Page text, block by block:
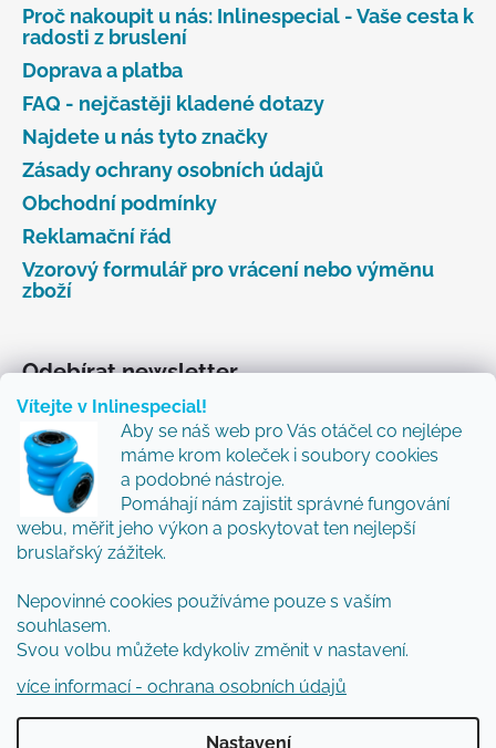
Vítejte v Inlinespecial!
Aby se náš web pro Vás otáčel co nejlépe
máme krom koleček i soubory cookies
a podobné nástroje.
Pomáhají nám zajistit správné fungování
webu, měřit jeho výkon a poskytovat ten nejlepší
bruslařský zážitek.
Nepovinné cookies používáme pouze s vaším
souhlasem.
Svou volbu můžete kdykoliv změnit v nastavení.
více informací - ochrana osobních údajů
Nastavení
Proč nakoupit u nás: Inlinespecial - Vaše cesta k
radosti z bruslení
Doprava a platba
FAQ - nejčastěji kladené dotazy
Najdete u nás tyto značky
Zásady ochrany osobních údajů
Obchodní podmínky
Reklamační řád
Vzorový formulář pro vrácení nebo výměnu
zboží
Odebírat newsletter
Vložte svůj e-mail a my vám budeme zasílat informace
o nových produktech na našem e-shopu.
Přidejte se k nám a my Vám budeme zasílat ty nejlepší
novinky a tipy.
E-mail
Vložením e-mailu souhlasíte spodmínkami
ochrany osobních údajů
PŘIHLÁSIT SE